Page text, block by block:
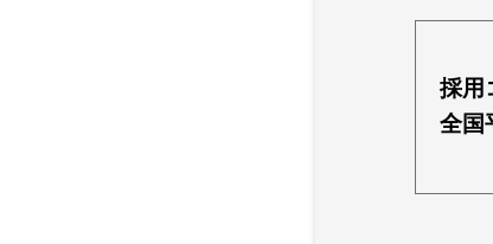
採用
全国